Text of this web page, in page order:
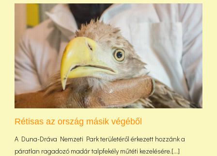
Rétisas az ország másik végéből
A Duna-Dráva Nemzeti Park területéről érkezett hozzánk a
páratlan ragadozó madár talpfekély műtéti kezelésére.[...]